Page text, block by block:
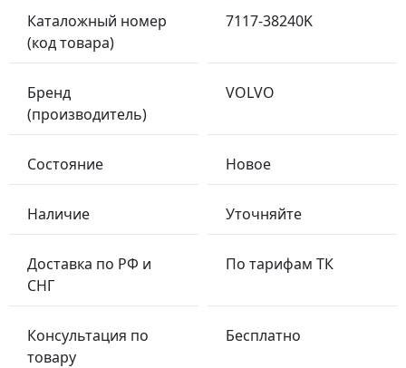
Каталожный номер
(код товара)
7117-38240K
Бренд
(производитель)
VOLVO
Состояние Новое
Наличие Уточняйте
Доставка по РФ и
СНГ
По тарифам ТК
Консультация по
товару
Бесплатно